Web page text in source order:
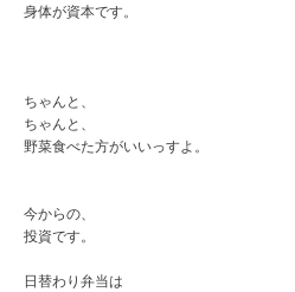
身体が資本です。
ちゃんと、
ちゃんと、
野菜食べた方がいいっすよ。
今からの、
投資です。
日替わり弁当は